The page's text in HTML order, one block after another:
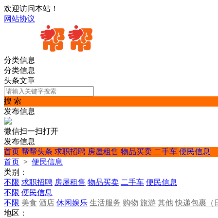
欢迎访问本站！
网站协议
分类信息
分类信息
头条文章
搜 索
发布信息
微信扫一扫打开
发布信息
首页 帮帮头条 求职招聘 房屋租售 物品买卖 二手车 便民信息
首页 > 便民信息
类别：
不限 求职招聘 房屋租售 物品买卖 二手车 便民信息
不限 便民信息
不限 美食 酒店 休闲娱乐 生活服务 购物 旅游 其他 快递包裹（
地区：